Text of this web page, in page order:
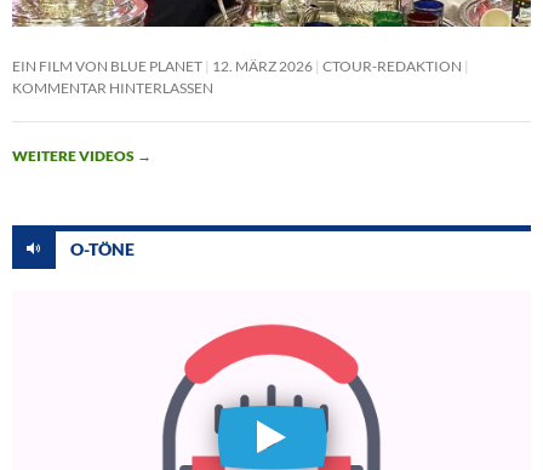
EIN FILM VON BLUE PLANET 12. MÄRZ 2026 CTOUR-REDAKTION
KOMMENTAR HINTERLASSEN
WEITERE VIDEOS →
O-TÖNE